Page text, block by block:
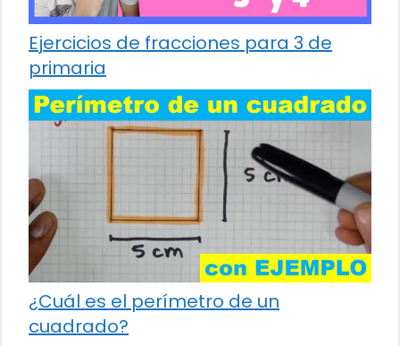
Ejercicios de fracciones para 3 de
primaria
¿Cuál es el perímetro de un
cuadrado?